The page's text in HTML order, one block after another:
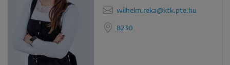
wilhelm.reka@ktk.pte.hu
B230